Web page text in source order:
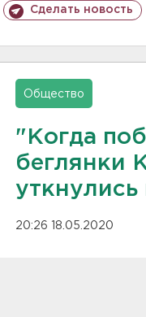
Сделать новость
Общество
"Когда
беглянки
уткнулись
20:26 18.05.2020